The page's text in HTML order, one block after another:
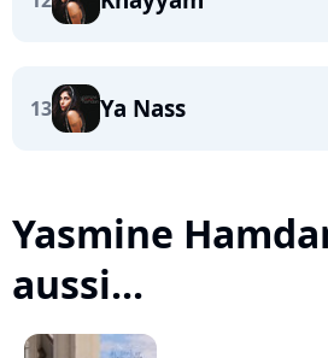
13 Ya Nass
Yasmine
aussi...